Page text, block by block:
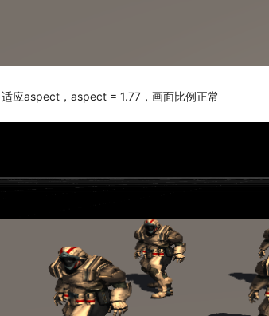
应aspect，aspect = 1.77，画面比例正常